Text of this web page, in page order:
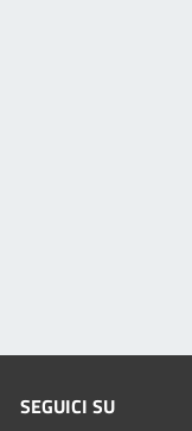
SEGUICI SU